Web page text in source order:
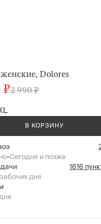
Dolores
₽2 990 ₽
В КОРЗИНУ
•Сегодня и позже
1616
дня